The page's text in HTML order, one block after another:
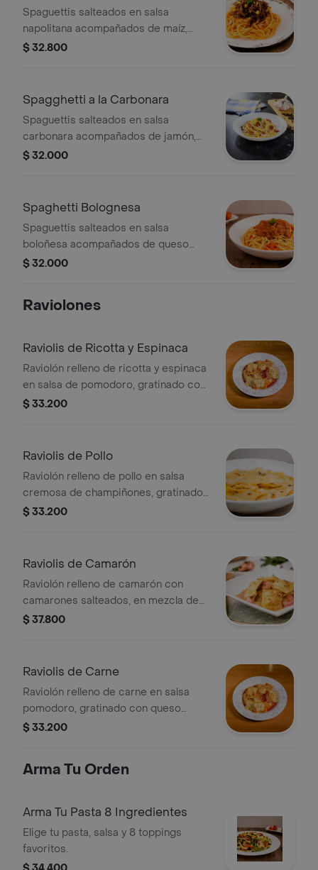
Spaguettis salteados en salsa
napolitana acompañados de maíz,
tomate cherry y carne desmechada.
$ 32.800
Spagghetti a la Carbonara
Spaguettis salteados en salsa
carbonara acompañados de jamón,
$ 32.000
Spaghetti Bolognesa
Spaguettis salteados en salsa
boloñesa acompañados de queso
parmesano.
$ 32.000
Raviolones
Raviolis de Ricotta y Espinaca
Raviolón relleno de ricotta y espinaca
en salsa de pomodoro, gratinado con
queso parmesano y mozzarella.
$ 33.200
Raviolis de Pollo
Raviolón relleno de pollo en salsa
cremosa de champiñones, gratinado
con queso parmesano y mozzarella.
$ 33.200
Raviolis de Camarón
Raviolón relleno de camarón con
camarones salteados, en mezcla de
salsa napolitana y champiñones,
$ 37.800
Raviolis de Carne
Raviolón relleno de carne en salsa
pomodoro, gratinado con queso
parmesano y mozzarella.
$ 33.200
Arma Tu Orden
Arma Tu Pasta 8 Ingredientes
Elige tu pasta, salsa y 8 toppings
favoritos.